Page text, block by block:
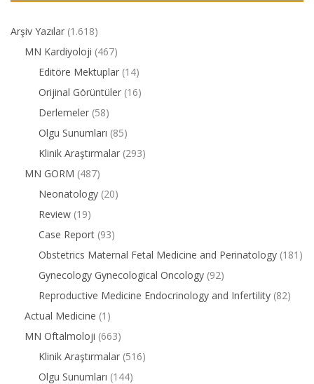
Arşiv Yazılar (1.618)
MN Kardiyoloji (467)
Editöre Mektuplar (14)
Orijinal Görüntüler (16)
Derlemeler (58)
Olgu Sunumları (85)
Klinik Araştırmalar (293)
MN GORM (487)
Neonatology (20)
Review (19)
Case Report (93)
Obstetrics Maternal Fetal Medicine and Perinatology (181)
Gynecology Gynecological Oncology (92)
Reproductive Medicine Endocrinology and Infertility (82)
Actual Medicine (1)
MN Oftalmoloji (663)
Klinik Araştırmalar (516)
Olgu Sunumları (144)